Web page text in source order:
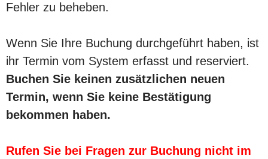
Fehler zu beheben.
Wenn Sie Ihre Buchung durchgeführt haben, ist
ihr Termin vom System erfasst und reserviert.
Buchen Sie keinen zusätzlichen neuen
Termin, wenn Sie keine Bestätigung
bekommen haben.
Rufen Sie bei Fragen zur Buchung nicht im